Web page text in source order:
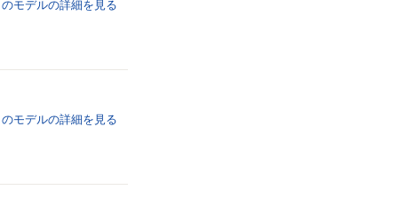
のモデルの詳細を 見る
のモデルの詳細を 見る